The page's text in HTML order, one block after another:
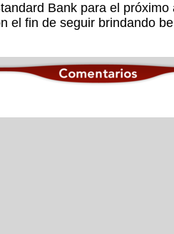
Bank para el
el fin de seguir brindando